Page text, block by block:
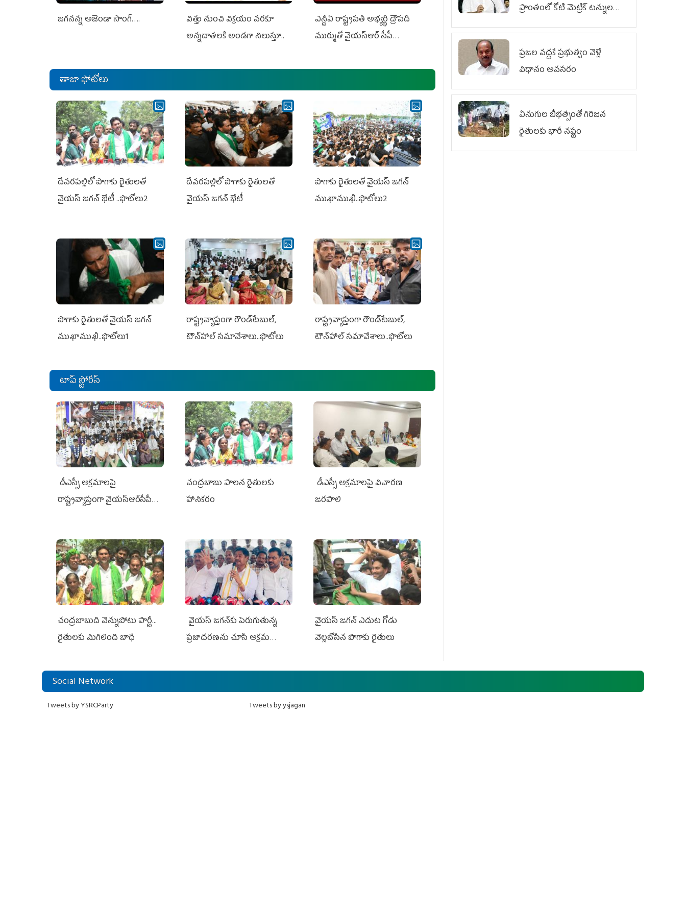
జగనన్న అజెండా సాంగ్….
విత్తు నుంచి విక్రయం వరకూ
అన్నదాతలకి అండగా నిలుస్తూ..
ఎన్డీఏ రాష్ట్ర‌ప‌తి అభ్య‌ర్థి ద్రౌప‌ది
ముర్ముతో వైయ‌స్ఆర్ సీపీ
ఎమ్మెల్యేలు, ఎంపీల స‌మావేశం
తాజా ఫోటోలు
దేవరపల్లిలో పొగాకు రైతులతో
వైయస్ జగన్ భేటీ ..ఫొటోలు2
దేవరపల్లిలో పొగాకు రైతులతో
వైయస్ జగన్ భేటీ
పొగాకు రైతుల‌తో వైయ‌స్ జ‌గ‌న్
ముఖాముఖి..ఫొటోలు2
పొగాకు రైతుల‌తో వైయ‌స్ జ‌గ‌న్
ముఖాముఖి..ఫొటోలు1
రాష్ట్రవ్యాప్తంగా రౌండ్‌టేబుల్‌,
టౌన్‌హాల్‌ సమావేశాలు..ఫొటోలు
రాష్ట్రవ్యాప్తంగా రౌండ్‌టేబుల్‌,
టౌన్‌హాల్‌ సమావేశాలు..ఫొటోలు
టాప్ స్టోరీస్
డీఎస్సీ అక్రమాలపై
రాష్ట్రవ్యాప్తంగా వైయ‌స్ఆర్‌సీపీ
చంద్రబాబు పాలన రైతులకు
హానికరం
డీఎస్సీ అక్రమాలపై విచారణ
జరపాలి
చంద్రబాబుది వెన్నుపోటు పార్టీ...
రైతులకు మిగిలింది బాధే
వైయ‌స్ జగన్‌కు పెరుగుతున్న
ప్రజాదరణను చూసి అక్రమ
వైయ‌స్‌ జగన్ ఎదుట గోడు
వెల్లబోసిన పొగాకు రైతులు
ప్రాంతంలో కోటి మెట్రిక్ టన్నుల
ఇసుక అక్రమ రవాణా
ప్రజల వద్దకే ప్రభుత్వం వెళ్లే
విధానం అవసరం
ఏనుగుల బీభత్సంతో గిరిజన
రైతులకు భారీ నష్టం
Social Network
Tweets by YSRCParty Tweets by ysjagan